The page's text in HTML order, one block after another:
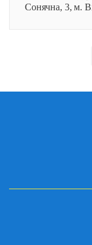
Сонячна, 3, м.